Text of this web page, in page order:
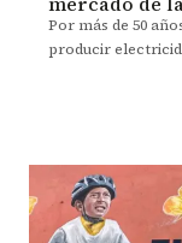
Por más de 50
producir